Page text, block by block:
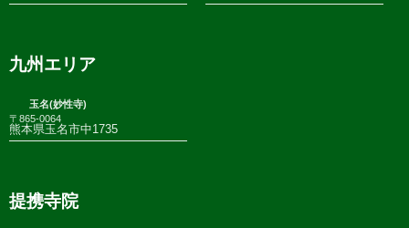
九州エリア
玉名(妙性寺)
〒865-0064
熊本県玉名市中1735
提携寺院